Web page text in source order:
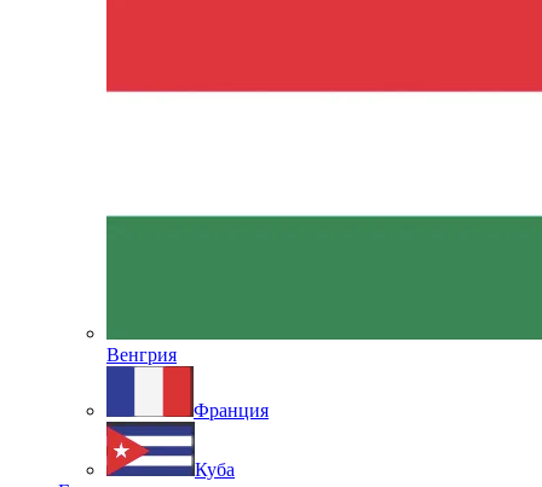
Венгрия
Франция
Куба